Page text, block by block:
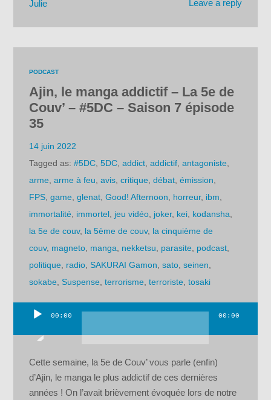
Leave a reply
Julie
PODCAST
Ajin, le manga addictif – La 5e de
Couv’ – #5DC – Saison 7 épisode
35
14 juin 2022
Tagged as:#5DC ,5DC ,addict ,addictif ,antagoniste
arme ,arme à feu ,avis ,critique ,débat ,émission
FPS ,game ,glenat ,Good! Afternoon horreur, ibm
immortalité immortel jeu vidéo joker, kei kodansha
la 5e de couv, la 5ème de couv, la cinquième de
couv, magneto manga nekketsu parasite podcast
politique radio ,SAKURAI Gamon ,sato ,seinen
sokabe ,Suspense ,terrorisme ,terroriste ,tosaki
00:00 00:00
Cette semaine, la 5e de Couv’ vous parle (enfin)
d’Ajin, le manga le plus addictif de ces dernières
années ! On l’avait brièvement évoquée lors de notre